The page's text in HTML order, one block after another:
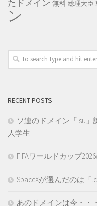
たドメイン 無料 総理大臣
ン
RECENT POSTS
ソ連のドメイン「.su
人学生
FIFAワールドカップ
SpaceXが選んだのは「
あのドメインは今・・